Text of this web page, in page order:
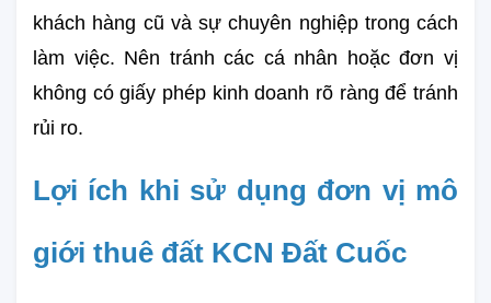
khách hàng cũ và sự chuyên nghiệp trong cách
làm việc. Nên tránh các cá nhân hoặc đơn vị
không có giấy phép kinh doanh rõ ràng để tránh
rủi ro.
Lợi ích khi sử dụng đơn vị mô
giới thuê đất KCN Đất Cuốc